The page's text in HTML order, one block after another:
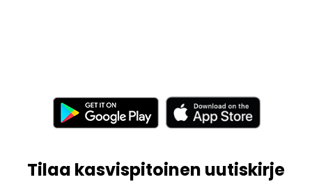
Tilaa kasvispitoinen uutiskirje